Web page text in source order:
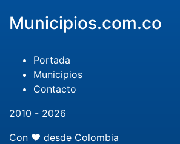
Municipios.com.co
Portada
Municipios
Contacto
2010 - 2026
Con ❤️ desde Colombia